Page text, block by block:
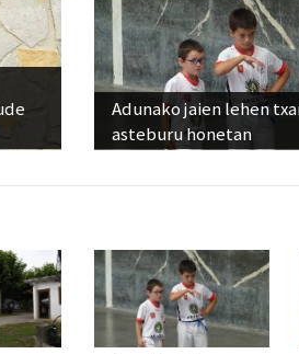
Adunako jaien lehen
asteburu honetan